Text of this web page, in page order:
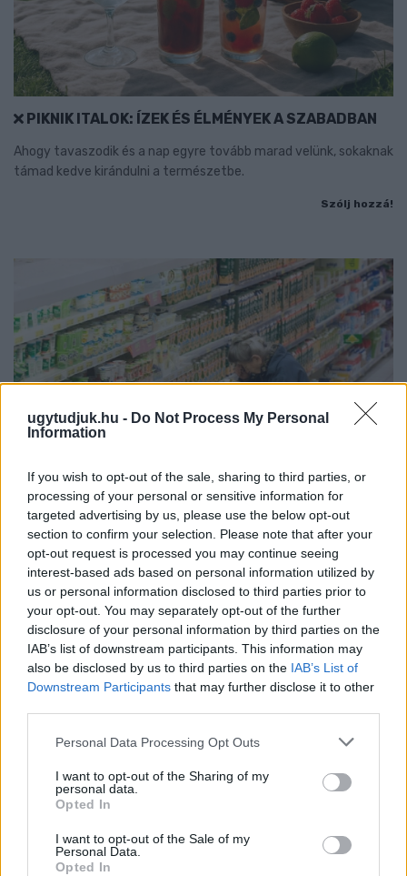
ugytudjuk.hu - Do Not Process My Personal
Information
If you wish to opt-out of the sale, sharing to third parties, or
processing of your personal or sensitive information for
targeted advertising by us, please use the below opt-out
section to confirm your selection. Please note that after your
opt-out request is processed you may continue seeing
interest-based ads based on personal information utilized by
us or personal information disclosed to third parties prior to
your opt-out. You may separately opt-out of the further
disclosure of your personal information by third parties on the
IAB’s list of downstream participants. This information may
also be disclosed by us to third parties on the IAB’s List of
Downstream Participants that may further disclose it to other
Please note that this website/app uses one or more Google
not limited to your visit or usage behaviour. You may click to
grant or deny consent to Google and its third-party tags to
use your data for below specified purposes in below Google
consent section.
Personal Data Processing Opt Outs
I want to opt-out of the Sharing of my
personal data.
Opted In
I want to opt-out of the Sale of my
Personal Data.
Opted In
PIKNIK ITALOK: ÍZEK ÉS ÉLMÉNYEK A SZABADBAN
Ahogy tavaszodik és a nap egyre tovább marad velünk, sokaknak
támad kedve kirándulni a természetbe.
Szólj hozzá!
ÖRÖMHÍR: TÍZ ÉVE NEM VOLT ILYEN ALACSONY AZ
INFLÁCIÓ MAGYARORSZÁGON
Júliusban mindössze 1,2 százalékkal emelkedtek éves
összevetésben a fogyasztói árak, miközben az élelmiszerek ára
már csökkent.
Szólj hozzá!